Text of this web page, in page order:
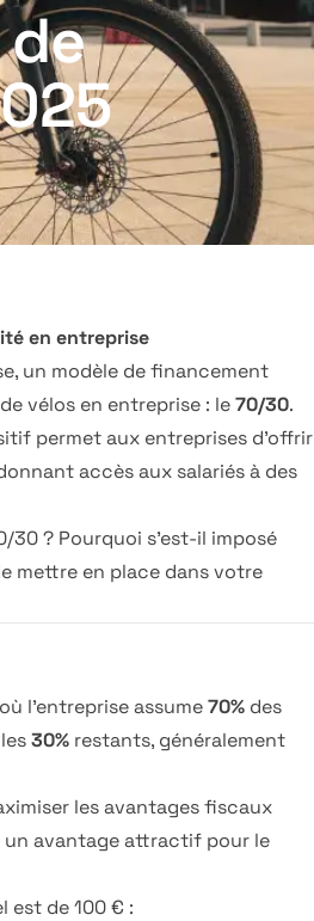
en entreprise
un modèle de financement
vélos en entreprise : le70/30.
permet aux entreprises d'offrir
accès aux salariés à des
? Pourquoi s'est-il imposé
mettre en place dans votre
l'entreprise assume70% des
30% restants, généralement
les avantages fiscaux
avantage attractif pour le
est de 100 € :